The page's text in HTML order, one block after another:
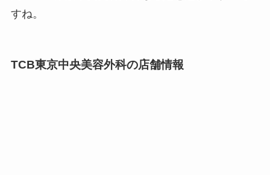
すね。
TCB東京中央美容外科の店舗情報